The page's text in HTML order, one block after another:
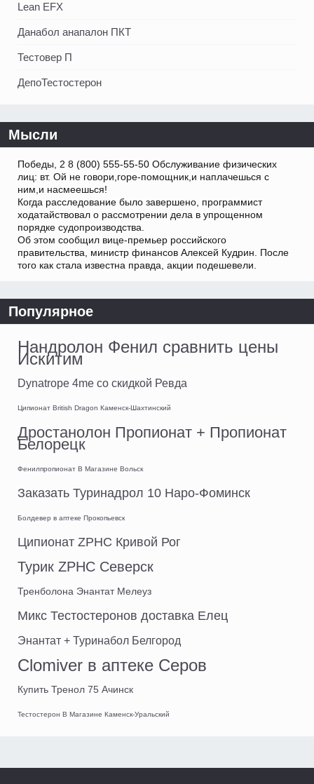
Lean EFX
Данабол анапалон ПКТ
Тестовер П
ДепоТестостерон
Мысли
Победы, 2 8 (800) 555-55-50 Обслуживание физических
лиц: вт. Ой не говори,горе-помощник,и наплачешься с
ним,и насмеешься!
Когда расследование было завершено, программист
ходатайствовал о рассмотрении дела в упрощенном
порядке судопроизводства.
Об этом сообщил вице-премьер российского
правительства, министр финансов Алексей Кудрин. После
того как стала известна правда, акции подешевели.
Популярное
Нандролон Фенил сравнить цены
Искитим
Dynatrope 4me со скидкой Ревда
Ципионат British Dragon Каменск-Шахтинский
Дростанолон Пропионат + Пропионат
Белорецк
Фенилпропионат В Магазине Вольск
Заказать Туринадрол 10 Наро-Фоминск
Болдевер в аптеке Прокопьевск
Ципионат ZPHC Кривой Рог
Турик ZPHC Северск
Тренболона Энантат Мелеуз
Микс Тестостеронов доставка Елец
Энантат + Туринабол Белгород
Clomiver в аптеке Серов
Купить Тренол 75 Ачинск
Тестостерон В Магазине Каменск-Уральский